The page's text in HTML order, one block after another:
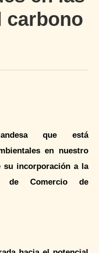
carbono
que está
en nuestro
su incorporación a la
de Comercio de